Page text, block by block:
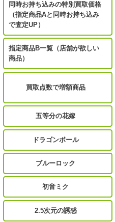
同時お持ち込みの特別買取価格
（指定商品Aと同時お持ち込み
で査定UP）
指定商品B一覧（店舗が欲しい
商品）
買取点数で増額商品
五等分の花嫁
ドラゴンボール
ブルーロック
初音ミク
2.5次元の誘惑